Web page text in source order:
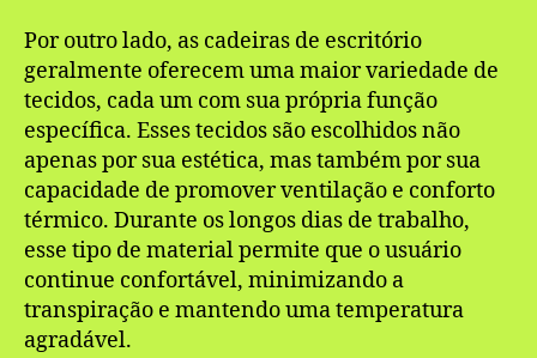
Por outro lado, as cadeiras de escritório
geralmente oferecem uma maior variedade de
tecidos, cada um com sua própria função
específica. Esses tecidos são escolhidos não
apenas por sua estética, mas também por sua
capacidade de promover ventilação e conforto
térmico. Durante os longos dias de trabalho,
esse tipo de material permite que o usuário
continue confortável, minimizando a
transpiração e mantendo uma temperatura
agradável.